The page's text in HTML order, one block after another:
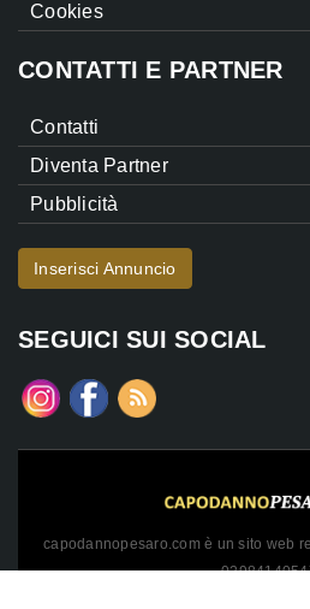
Cookies
CONTATTI E PARTNER
Contatti
Diventa Partner
Pubblicità
Inserisci Annuncio
SEGUICI SUI SOCIAL
capodannopesaro.com è un sito web